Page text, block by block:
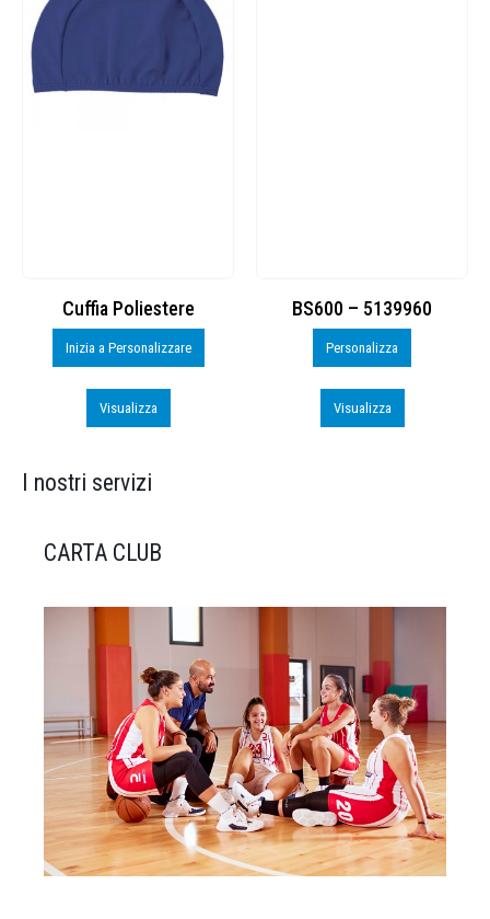
Cuffia Poliestere
Inizia a Personalizzare
Visualizza
BS600 – 5139960
Personalizza
Visualizza
I nostri servizi
CARTA CLUB